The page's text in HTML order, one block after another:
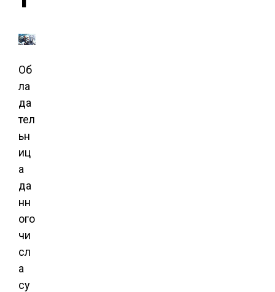
Об
ла
да
тел
ьн
иц
а
да
нн
ого
чи
сл
а
су